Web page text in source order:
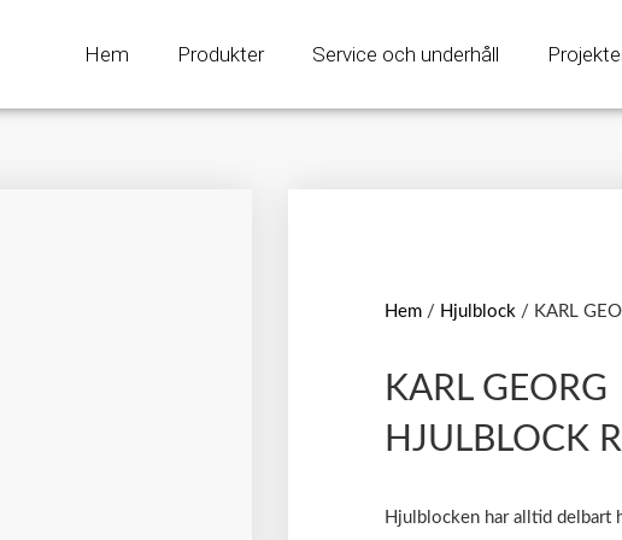
Hem Produkter Service och underhåll
Hem / Hjulblock / KARL
KARL GEORG
HJULBLOCK
Hjulblocken har alltid delbart